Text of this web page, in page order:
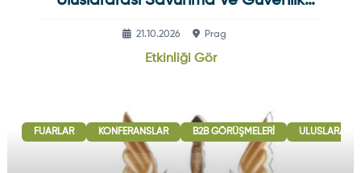
21.10.2026 Prag
Etkinliği Gör
FUARLAR KONFERANSLAR B2B GÖRÜŞMELERI